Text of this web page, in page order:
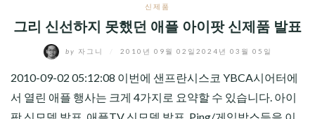
신제품
그리 신선하지 못했던 애플 아이팟 신제품 발표
by 자그니 2010년 09월 02일 2024년 03월 05일
2010-09-02 05:12:08 이번에 샌프란시스코 YBCA시어터에
서 열린 애플 행사는 크게 4가지로 요약할 수 있습니다. 아이